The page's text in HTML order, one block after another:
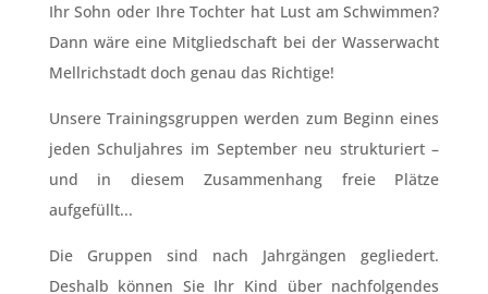
Ihr Sohn oder Ihre Tochter hat Lust am Schwimmen?
Dann wäre eine Mitgliedschaft bei der Wasserwacht
Mellrichstadt doch genau das Richtige!
Unsere Trainingsgruppen werden zum Beginn eines
jeden Schuljahres im September neu strukturiert –
und in diesem Zusammenhang freie Plätze
aufgefüllt...
Die Gruppen sind nach Jahrgängen gegliedert.
Deshalb können Sie Ihr Kind über nachfolgendes